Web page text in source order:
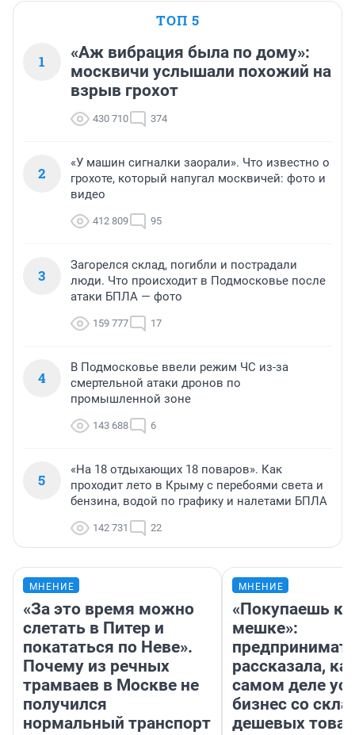
ТОП 5
1
«Аж вибрация была по дому»:
москвичи услышали похожий на
взрыв грохот
430 710 374
2
«У машин сигналки заорали». Что известно о
грохоте, который напугал москвичей: фото и
видео
412 809 95
3
Загорелся склад, погибли и пострадали
люди. Что происходит в Подмосковье после
атаки БПЛА — фото
159 777 17
4
В Подмосковье ввели режим ЧС из-за
смертельной атаки дронов по
промышленной зоне
143 688 6
5
«На 18 отдыхающих 18 поваров». Как
проходит лето в Крыму с перебоями света и
бензина, водой по графику и налетами БПЛА
142 731 22
МНЕНИЕ
«За это время можно
слетать в Питер и
покататься по Неве».
Почему из речных
трамваев в Москве не
получился
нормальный транспорт
МНЕНИЕ
«Покупаешь
мешке»:
рассказала,
самом деле
бизнес со
дешевых